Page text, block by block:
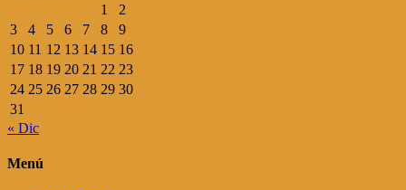
1
2
3
4 5 6 7 8
9
10 11 12 13 14 15 16
17 18 19 20 21 22 23
24 25 26 27 28 29 30
31
« Dic
Menú